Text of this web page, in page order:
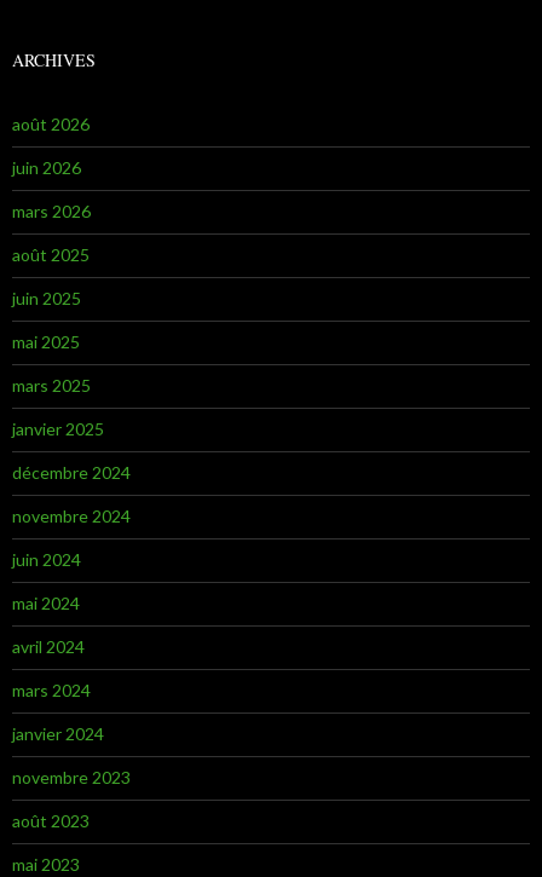
ARCHIVES
août 2026
juin 2026
mars 2026
août 2025
juin 2025
mai 2025
mars 2025
janvier 2025
décembre 2024
novembre 2024
juin 2024
mai 2024
avril 2024
mars 2024
janvier 2024
novembre 2023
août 2023
mai 2023